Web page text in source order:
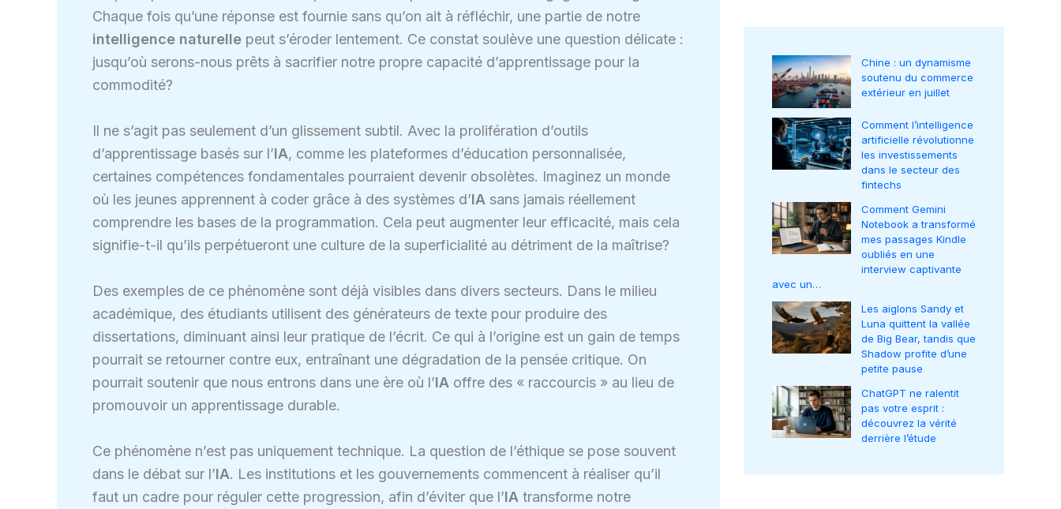
Chaque fois qu’une réponse est fournie sans qu’on ait à réfléchir, une partie de notre
intelligence naturelle peut s’éroder lentement. Ce constat soulève une question délicate :
jusqu’où serons-nous prêts à sacrifier notre propre capacité d’apprentissage pour la
commodité?
Il ne s’agit pas seulement d’un glissement subtil. Avec la prolifération d’outils
d’apprentissage basés sur l’IA, comme les plateformes d’éducation personnalisée,
certaines compétences fondamentales pourraient devenir obsolètes. Imaginez un monde
où les jeunes apprennent à coder grâce à des systèmes d’IA sans jamais réellement
comprendre les bases de la programmation. Cela peut augmenter leur efficacité, mais cela
signifie-t-il qu’ils perpétueront une culture de la superficialité au détriment de la maîtrise?
Des exemples de ce phénomène sont déjà visibles dans divers secteurs. Dans le milieu
académique, des étudiants utilisent des générateurs de texte pour produire des
dissertations, diminuant ainsi leur pratique de l’écrit. Ce qui à l’origine est un gain de temps
pourrait se retourner contre eux, entraînant une dégradation de la pensée critique. On
pourrait soutenir que nous entrons dans une ère où l’IA offre des « raccourcis » au lieu de
promouvoir un apprentissage durable.
Ce phénomène n’est pas uniquement technique. La question de l’éthique se pose souvent
dans le débat sur l’IA. Les institutions et les gouvernements commencent à réaliser qu’il
faut un cadre pour réguler cette progression, afin d’éviter que l’IA transforme notre
Chine : un dynamisme
soutenu du commerce
extérieur en juillet
Comment l’intelligence
artificielle révolutionne
les investissements
dans le secteur des
fintechs
Comment Gemini
Notebook a transformé
mes passages Kindle
oubliés en une
interview captivante
avec un…
Les aiglons Sandy et
Luna quittent la vallée
de Big Bear, tandis que
Shadow profite d’une
petite pause
ChatGPT ne ralentit
pas votre esprit :
découvrez la vérité
derrière l’étude